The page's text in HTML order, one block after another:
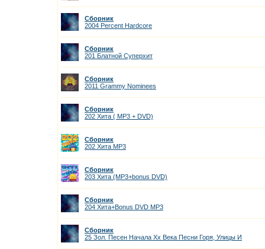
Сборник
2004 Percent Hardcore
Сборник
201 Блатной Суперхит
Сборник
2011 Grammy Nominees
Сборник
202 Хита ( МР3 + DVD)
Сборник
202 Хита MP3
Сборник
203 Хита (MP3+bonus DVD)
Сборник
204 Хита+Bonus DVD MP3
Сборник
25 Зол. Песен Начала Хх Века Песни Горя, Улицы И